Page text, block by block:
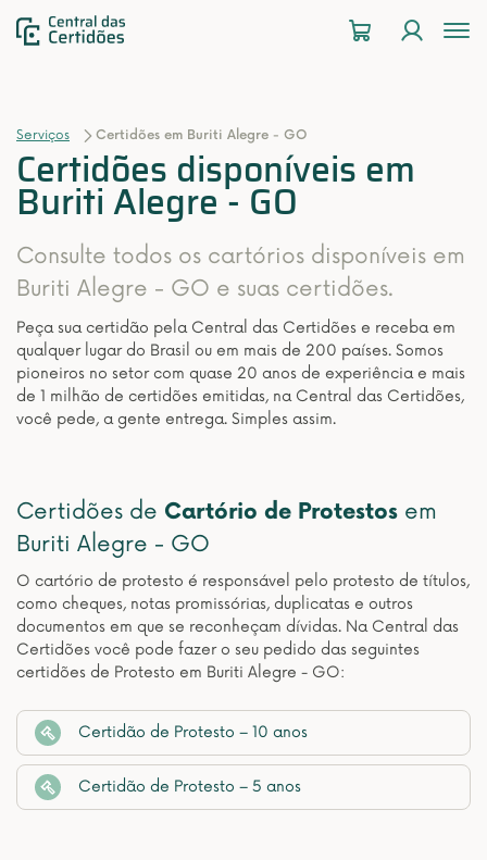
Serviços Certidões em Buriti Alegre - GO
Certidões disponíveis em
Buriti Alegre - GO
Consulte todos os cartórios disponíveis em
Buriti Alegre - GO e suas certidões.
Peça sua certidão pela Central das Certidões e receba em
qualquer lugar do Brasil ou em mais de 200 países. Somos
pioneiros no setor com quase 20 anos de experiência e mais
de 1 milhão de certidões emitidas, na Central das Certidões,
você pede, a gente entrega. Simples assim.
Certidões de Cartório de Protestos em
Buriti Alegre - GO
O cartório de protesto é responsável pelo protesto de títulos,
como cheques, notas promissórias, duplicatas e outros
documentos em que se reconheçam dívidas. Na Central das
Certidões você pode fazer o seu pedido das seguintes
certidões de Protesto em Buriti Alegre - GO:
Certidão de Protesto – 10 anos
Certidão de Protesto – 5 anos